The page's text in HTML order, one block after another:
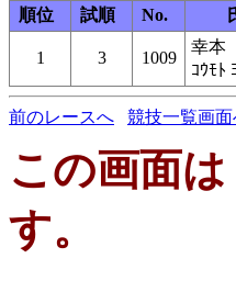
順位 試順 No.
1 3 1009
幸本
ｺｳﾓﾄ
前のレースへ 競技一覧画面
この画面
す。